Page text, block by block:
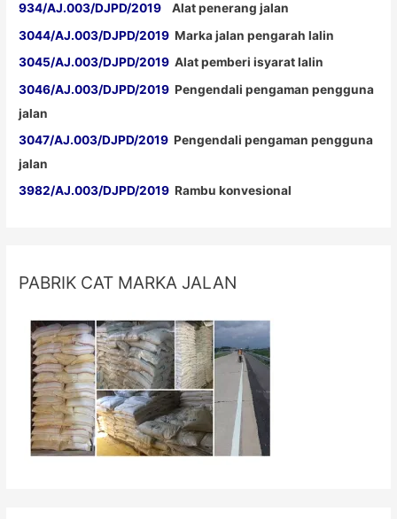
934/AJ.003/DJPD/2019 Alat penerang jalan
3044/AJ.003/DJPD/2019 Marka jalan pengarah lalin
3045/AJ.003/DJPD/2019 Alat pemberi isyarat lalin
3046/AJ.003/DJPD/2019 Pengendali pengaman pengguna
jalan
3047/AJ.003/DJPD/2019 Pengendali pengaman pengguna
jalan
3982/AJ.003/DJPD/2019 Rambu konvesional
PABRIK CAT MARKA JALAN